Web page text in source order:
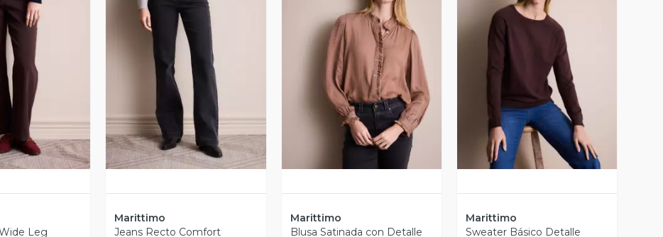
Previa
Leg
Vista Previa
Marittimo
Jeans Recto Comfort
Vista Previa
Marittimo
Blusa Satinada con Detalle
Vista Previa
Marittimo
Sweater Básico Detalle